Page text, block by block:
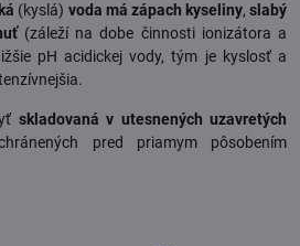
(kyslá) voda má zápach kyseliny,slabý
(záleží na dobe činnosti ionizátora a
pH acidickej vody, tým je kyslosť a
skladovaná v utesnených uzavretých
pred priamym pôsobením